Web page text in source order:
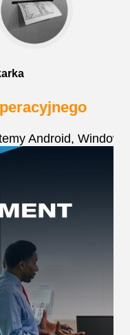
Android,